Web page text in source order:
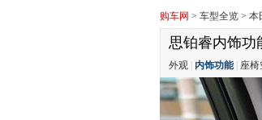
购车网 > 车型全览 > 本
思铂睿内饰功
外观 内饰功能| 座椅